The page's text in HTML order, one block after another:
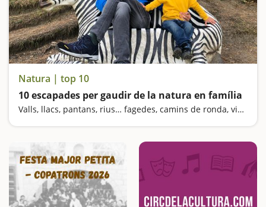
Natura | top 10
10 escapades per gaudir de la natura en família
Valls, llacs, pantans, rius… fagedes, camins de ronda, vies verdes… La varietat paisatgística de Catalunya és espectacular